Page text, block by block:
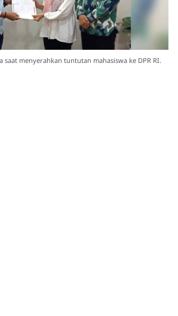
saat menyerahkan tuntutan mahasiswa ke DPR RI.